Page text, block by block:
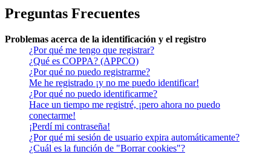
Preguntas Frecuentes
Problemas acerca de la identificación y el registro
¿Por qué me tengo que registrar?
¿Qué es COPPA? (APPCO)
¿Por qué no puedo registrarme?
Me he registrado ¡y no me puedo identificar!
¿Por qué no puedo identificarme?
Hace un tiempo me registré, ¡pero ahora no puedo
conectarme!
¡Perdí mi contraseña!
¿Por qué mi sesión de usuario expira automáticamente?
¿Cuál es la función de "Borrar cookies"?